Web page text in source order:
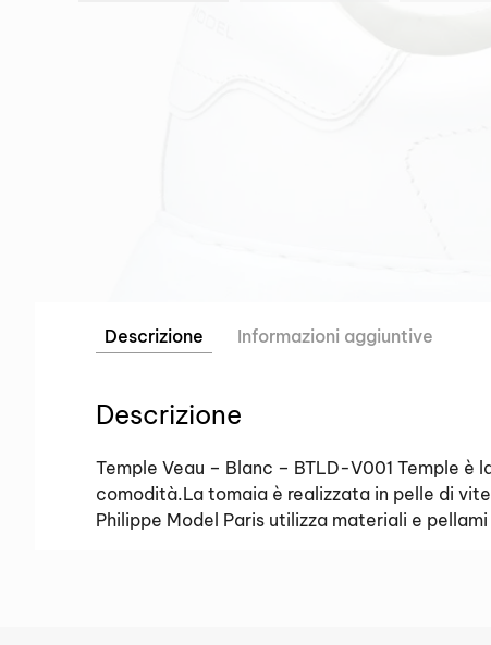
Descrizione Informazioni aggiuntive
Descrizione
Temple Veau – Blanc – BTLD-V001 Temple è
comodità.La tomaia è realizzata in pelle di
Philippe Model Paris utilizza materiali e